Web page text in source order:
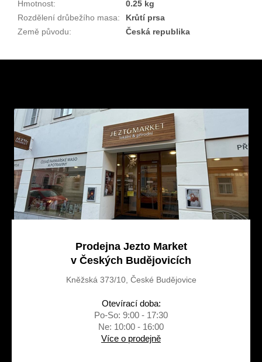
Hmotnost:
0.25 kg
Rozdělení drůbežího masa:
Krůtí prsa
Země původu: Česká republika
Prodejna Jezto Market
v Českých Budějovicích
Kněžská 373/10, České Budějovice
Otevírací doba:
Po-So: 9:00 - 17:30
Ne: 10:00 - 16:00
Více o prodejně